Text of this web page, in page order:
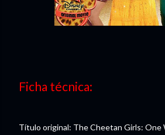
Ficha técnica:
Título original: The Cheetan Girls: One